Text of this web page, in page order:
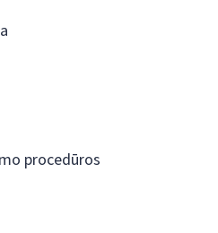
procedūros